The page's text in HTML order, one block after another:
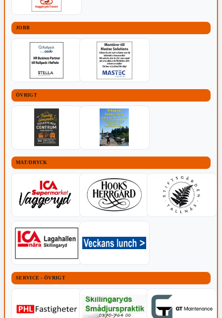
JOBB
ÖVRIGT
MAT/DRYCK
SERVICE - ÖVRIGT